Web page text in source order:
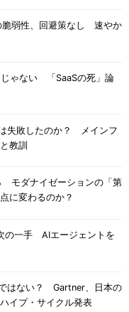
脆弱性、回避策なし 速やか
じゃない 「SaaSの死」論
失敗したのか？ メインフ
教訓
モダナイゼーションの「第
に変わるのか？
の一手 AIエージェントを
はない？ Gartner、日本の
イプ・サイクル発表